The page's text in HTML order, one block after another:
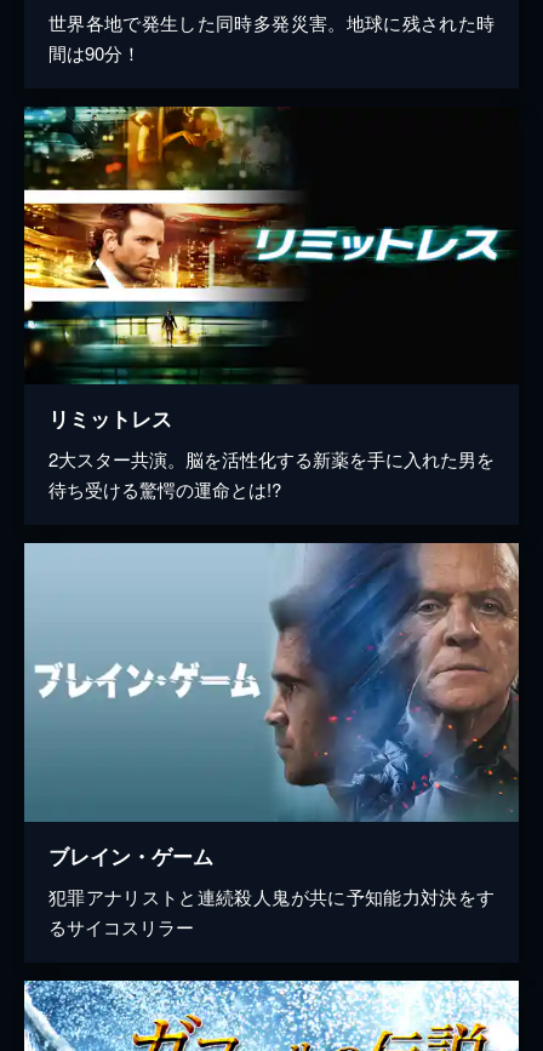
世界各地で発生した同時多発災害。地球に残された時
間は90分！
リミットレス
2大スター共演。脳を活性化する新薬を手に入れた男を
待ち受ける驚愕の運命とは!?
ブレイン・ゲーム
犯罪アナリストと連続殺人鬼が共に予知能力対決をす
るサイコスリラー